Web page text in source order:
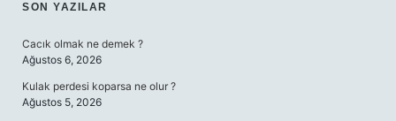
SIDEBAR
SON YAZILAR
Cacık olmak ne demek ?
Ağustos 6, 2026
Kulak perdesi koparsa ne olur ?
Ağustos 5, 2026